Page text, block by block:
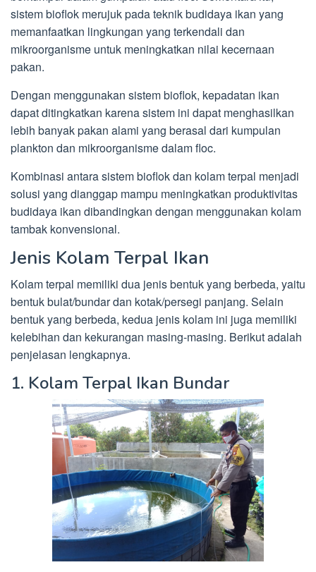
sistem bioflok merujuk pada teknik budidaya ikan yang
memanfaatkan lingkungan yang terkendali dan
mikroorganisme untuk meningkatkan nilai kecernaan
pakan.
Dengan menggunakan sistem bioflok, kepadatan ikan
dapat ditingkatkan karena sistem ini dapat menghasilkan
lebih banyak pakan alami yang berasal dari kumpulan
plankton dan mikroorganisme dalam floc.
Kombinasi antara sistem bioflok dan kolam terpal menjadi
solusi yang dianggap mampu meningkatkan produktivitas
budidaya ikan dibandingkan dengan menggunakan kolam
tambak konvensional.
Jenis Kolam Terpal Ikan
Kolam terpal memiliki dua jenis bentuk yang berbeda, yaitu
bentuk bulat/bundar dan kotak/persegi panjang. Selain
bentuk yang berbeda, kedua jenis kolam ini juga memiliki
kelebihan dan kekurangan masing-masing. Berikut adalah
penjelasan lengkapnya.
1. Kolam Terpal Ikan Bundar